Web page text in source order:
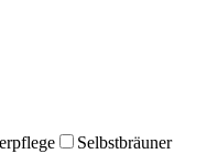
Selbstbräuner